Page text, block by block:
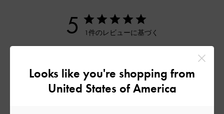
5 1件のレビューに基づく
2
0
Looks like you're shopping from
United States of America